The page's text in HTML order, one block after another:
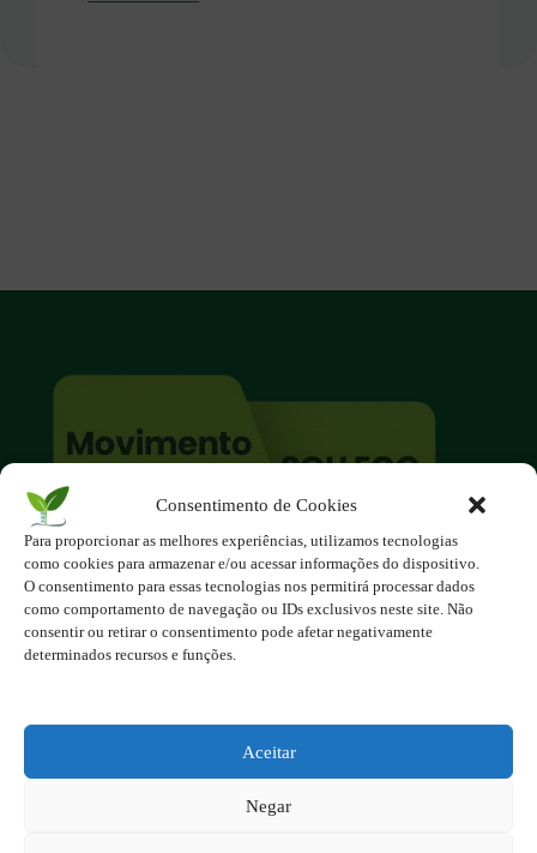
Consentimento de Cookies
Para proporcionar as melhores experiências, utilizamos tecnologias
como cookies para armazenar e/ou acessar informações do dispositivo.
O consentimento para essas tecnologias nos permitirá processar dados
como comportamento de navegação ou IDs exclusivos neste site. Não
consentir ou retirar o consentimento pode afetar negativamente
determinados recursos e funções.
Aceitar
Negar
O site é um movimento ambientalista!
Participe você também!
Podemos fazer muito
se nos unirmos!
Contato - contato@123ecos.com.br
Política de Privacidade